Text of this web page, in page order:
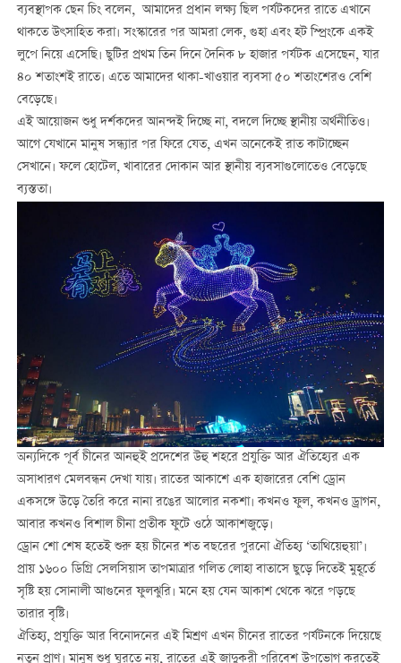
ব্যবস্থাপক ছেন চিং বলেন, আমাদের প্রধান লক্ষ্য ছিল পর্যটকদের রাতে এখানে
থাকতে উৎসাহিত করা। সংস্কারের পর আমরা লেক, গুহা এবং হট স্প্রিংকে একই
লুপে নিয়ে এসেছি। ছুটির প্রথম তিন দিনে দৈনিক ৮ হাজার পর্যটক এসেছেন, যার
৪০ শতাংশই রাতে। এতে আমাদের থাকা-খাওয়ার ব্যবসা ৫০ শতাংশেরও বেশি
বেড়েছে।
এই আয়োজন শুধু দর্শকদের আনন্দই দিচ্ছে না, বদলে দিচ্ছে স্থানীয় অর্থনীতিও।
আগে যেখানে মানুষ সন্ধ্যার পর ফিরে যেত, এখন অনেকেই রাত কাটাচ্ছেন
সেখানে। ফলে হোটেল, খাবারের দোকান আর স্থানীয় ব্যবসাগুলোতেও বেড়েছে
ব্যস্ততা।
অন্যদিকে পূর্ব চীনেরআনহুইপ্রদেশের উহু শহরে প্রযুক্তি আর ঐতিহ্যের এক
অসাধারণ মেলবন্ধন দেখা যায়। রাতের আকাশে এক হাজারের বেশি ড্রোন
একসঙ্গে উড়ে তৈরি করে নানা রঙের আলোর নকশা। কখনও ফুল, কখনও ড্রাগন,
আবার কখনও বিশাল চীনা প্রতীক ফুটে ওঠে আকাশজুড়ে।
ড্রোন শো শেষ হতেই শুরু হয় চীনের শত বছরের পুরনো ঐতিহ্য ‘তাথিয়েহুয়া’।
প্রায় ১৬০০ ডিগ্রি সেলসিয়াস তাপমাত্রার গলিত লোহা বাতাসে ছুড়ে দিতেই মুহূর্তে
সৃষ্টি হয় সোনালী আগুনের ফুলঝুরি। মনে হয় যেন আকাশ থেকে ঝরে পড়ছে
তারার বৃষ্টি।
ঐতিহ্য, প্রযুক্তি আর বিনোদনের এই মিশ্রণ এখন চীনের রাতের পর্যটনকে দিয়েছে